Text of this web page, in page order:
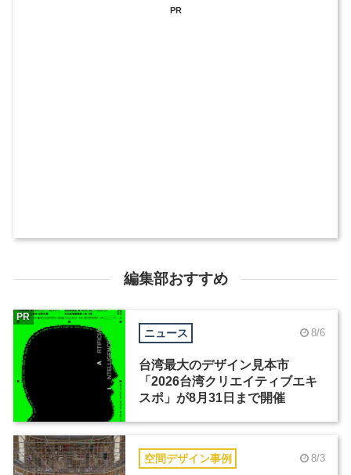
PR
編集部おすすめ
ニュース 8/6
台湾最大のデザイン見本市
「2026台湾クリエイティブエキ
スポ」が8月31日まで開催
PR
空間デザイン事例 8/3